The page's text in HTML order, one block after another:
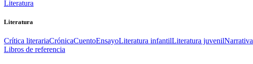
Literatura
Literatura
Crítica literariaCrónicaCuentoEnsayoLiteratura infantilLiteratura juvenilNarrativa
Libros de referencia